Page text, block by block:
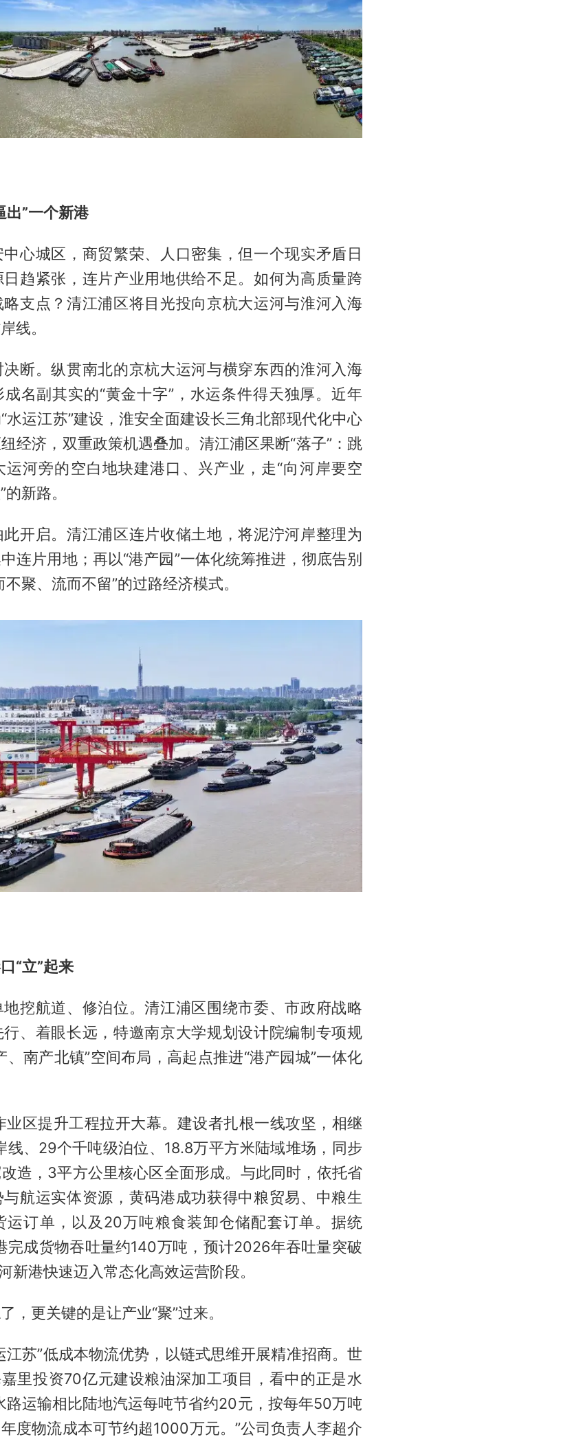
出”一个新港
心城区，商贸繁荣、人口密集，但一个现实矛盾日
趋紧张，连片产业用地供给不足。如何为高质量跨
支点？清江浦区将目光投向京杭大运河与淮河入海
线。
断。纵贯南北的京杭大运河与横穿东西的淮河入海
名副其实的“黄金十字”，水运条件得天独厚。近年
水运江苏”建设，淮安全面建设长三角北部现代化中心
经济，双重政策机遇叠加。清江浦区果断“落子”：跳
运河旁的空白地块建港口、兴产业，走“向河岸要空
新路。
开启。清江浦区连片收储土地，将泥泞河岸整理为
连片用地；再以“港产园”一体化统筹推进，彻底告别
聚、流而不留”的过路经济模式。
“立”起来
挖航道、修泊位。清江浦区围绕市委、市政府战略
、着眼长远，特邀南京大学规划设计院编制专项规
、南产北镇”空间布局，高起点推进“港产园城”一体化
业区提升工程拉开大幕。建设者扎根一线攻坚，相继
线、29个千吨级泊位、18.8万平方米陆域堆场，同步
造，3平方公里核心区全面形成。与此同时，依托省
航运实体资源，黄码港成功获得中粮贸易、中粮生
运订单，以及20万吨粮食装卸仓储配套订单。据统
完成货物吞吐量约140万吨，预计2026年吞吐量突破
新港快速迈入常态化高效运营阶段。
，更关键的是让产业“聚”过来。
江苏”低成本物流优势，以链式思维开展精准招商。世
里投资70亿元建设粮油深加工项目，看中的正是水
路运输相比陆地汽运每吨节省约20元，按每年50万吨
度物流成本可节约超1000万元。”公司负责人李超介